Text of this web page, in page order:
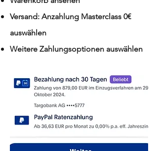
Versand: Anzahlung Masterclass 0€
auswählen
Weitere Zahlungsoptionen auswählen